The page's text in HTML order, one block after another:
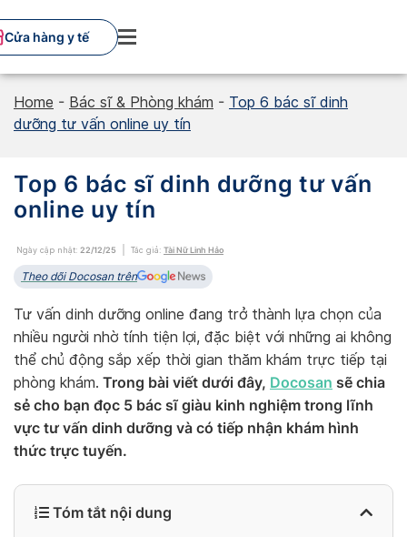
to
content
Cửa hàng y tế
Home - Bác sĩ & Phòng khám - Top 6 bác sĩ dinh
dưỡng tư vấn online uy tín
Top 6 bác sĩ dinh dưỡng tư vấn
online uy tín
Ngày cập nhật: 22/12/25 Tác giả: Tài Nữ Linh Hảo
Theo dõi Docosan trên
Tư vấn dinh dưỡng online đang trở thành lựa chọn của
nhiều người nhờ tính tiện lợi, đặc biệt với những ai không
thể chủ động sắp xếp thời gian thăm khám trực tiếp tại
phòng khám. Trong bài viết dưới đây, Docosan sẽ chia
sẻ cho bạn đọc 5 bác sĩ giàu kinh nghiệm trong lĩnh
vực tư vấn dinh dưỡng và có tiếp nhận khám hình
thức trực tuyến.
Tóm tắt nội dung